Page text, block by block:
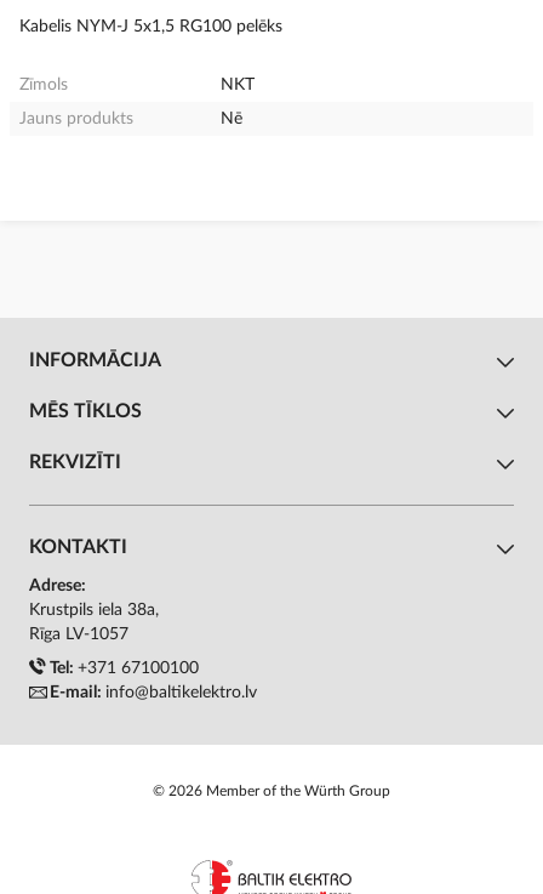
Kabelis NYM-J 5x1,5 RG100 pelēks
Zīmols
NKT
Jauns produkts
Nē
INFORMĀCIJA
MĒS TĪKLOS
REKVIZĪTI
KONTAKTI
Adrese:
Krustpils iela 38a,
Rīga LV-1057
Tel: +371 67100100
E-mail: info@baltikelektro.lv
© 2026 Member of the Würth Group